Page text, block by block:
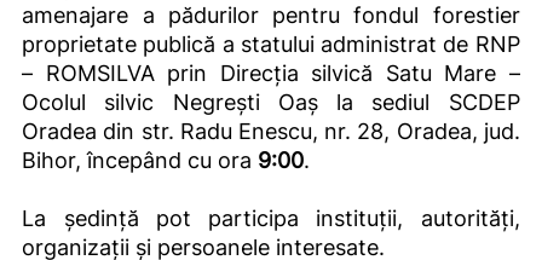
amenajare a pădurilor pentru fondul forestier
proprietate publică a statului administrat de RNP
– ROMSILVA prin Direcţia silvică Satu Mare –
Ocolul silvic Negreşti Oaş la sediul SCDEP
Oradea din str. Radu Enescu, nr. 28, Oradea, jud.
Bihor, începând cu ora 9:00.
La şedinţă pot participa instituţii, autorităţi,
organizaţii şi persoanele interesate.